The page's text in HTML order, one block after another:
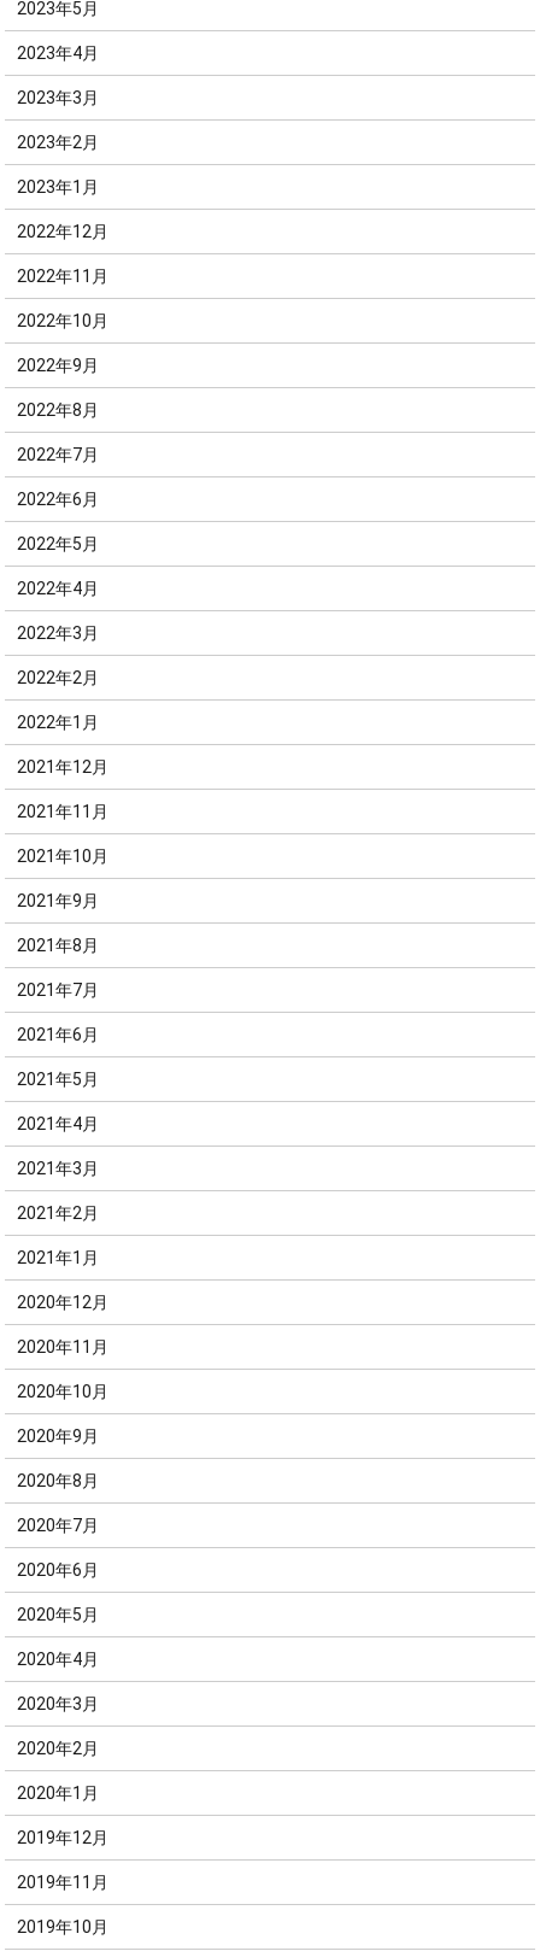
2023年5月
2023年4月
2023年3月
2023年2月
2023年1月
2022年12月
2022年11月
2022年10月
2022年9月
2022年8月
2022年7月
2022年6月
2022年5月
2022年4月
2022年3月
2022年2月
2022年1月
2021年12月
2021年11月
2021年10月
2021年9月
2021年8月
2021年7月
2021年6月
2021年5月
2021年4月
2021年3月
2021年2月
2021年1月
2020年12月
2020年11月
2020年10月
2020年9月
2020年8月
2020年7月
2020年6月
2020年5月
2020年4月
2020年3月
2020年2月
2020年1月
2019年12月
2019年11月
2019年10月